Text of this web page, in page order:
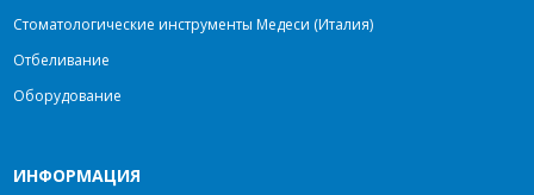
Стоматологические инструменты Медеси (Италия)
Отбеливание
Оборудование
ИНФОРМАЦИЯ